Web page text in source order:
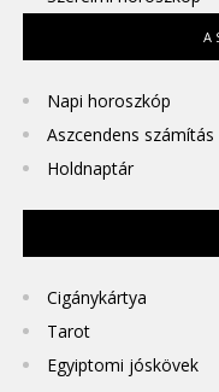
Napi horoszkóp
Aszcendens számítás
Holdnaptár
Cigánykártya
Tarot
Egyiptomi jóskövek